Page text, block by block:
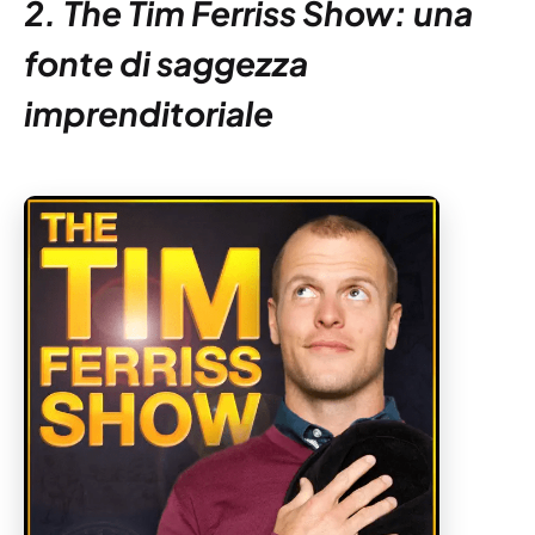
2. The Tim Ferriss Show: una
fonte di saggezza
imprenditoriale